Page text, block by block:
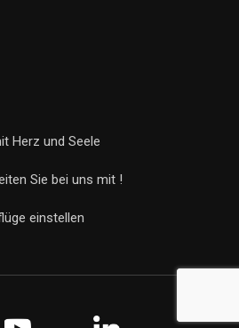
Herz und Seele
Sie bei uns mit !
einstellen